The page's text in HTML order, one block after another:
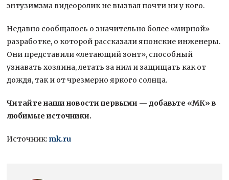
энтузимзма видеоролик не вызвал почти ни у кого.
Недавно сообщалось о значительно более «мирной»
разработке, о которой рассказали японские инженеры.
Они представили «летающий зонт», способный
узнавать хозяина, летать за ним и защищать как от
дождя, так и от чрезмерно яркого солнца.
Читайте наши новости первыми — добавьте «МК» в
любимые источники.
Источник: mk.ru